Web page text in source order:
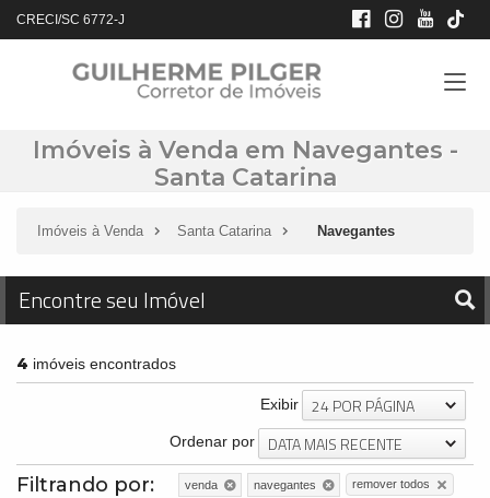
CRECI/SC 6772-J
Imóveis à Venda em Navegantes -
Santa Catarina
Imóveis à Venda Santa Catarina Navegantes
Encontre seu Imóvel
4 imóveis encontrados
Exibir 24 POR PÁGINA
Ordenar por DATA MAIS RECENTE
Filtrando por: venda navegantes remover todos